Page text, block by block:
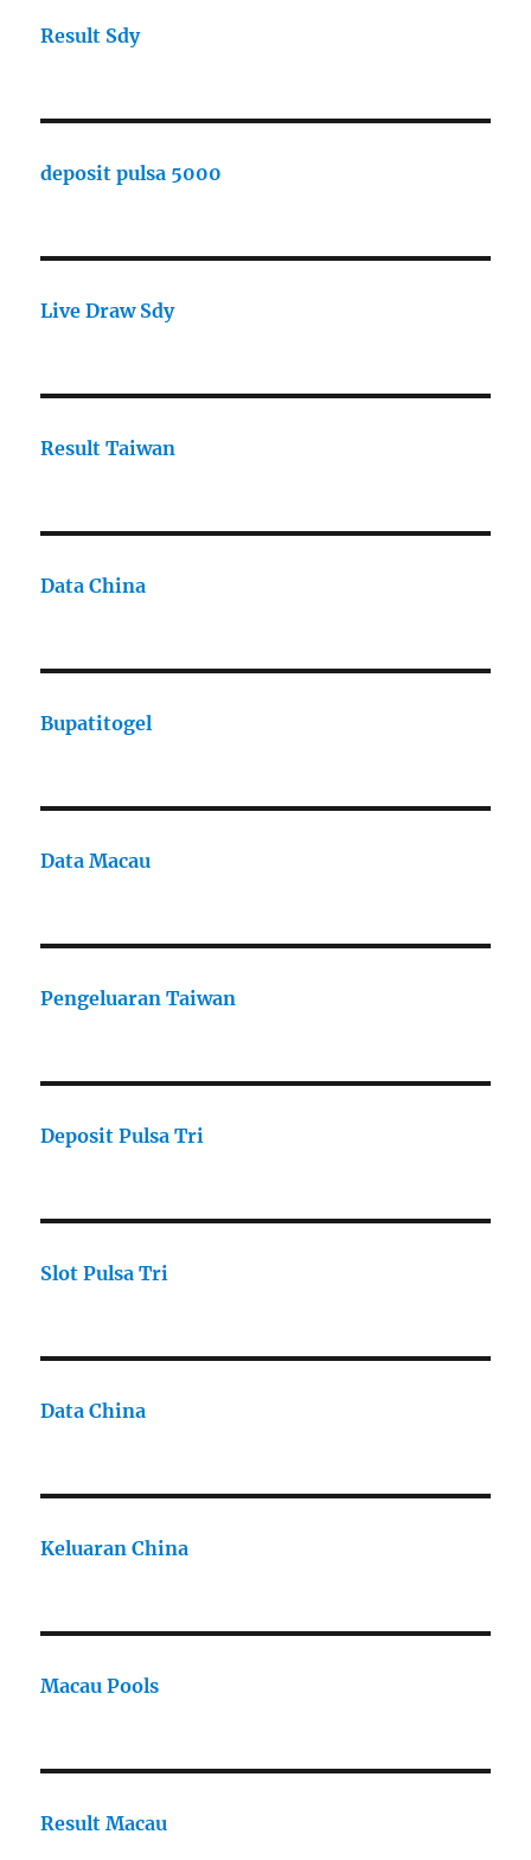
Result Sdy
deposit pulsa 5000
Live Draw Sdy
Result Taiwan
Data China
Bupatitogel
Data Macau
Pengeluaran Taiwan
Deposit Pulsa Tri
Slot Pulsa Tri
Data China
Keluaran China
Macau Pools
Result Macau